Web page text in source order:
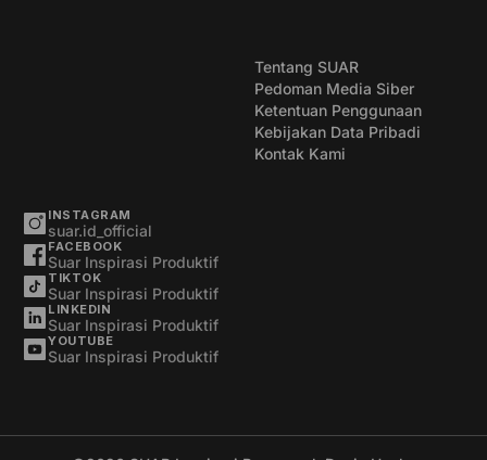
Tentang SUAR
Pedoman Media Siber
Ketentuan Penggunaan
Kebijakan Data Pribadi
Kontak Kami
INSTAGRAM
suar.id_official
FACEBOOK
Suar Inspirasi Produktif
TIKTOK
Suar Inspirasi Produktif
LINKEDIN
Suar Inspirasi Produktif
YOUTUBE
Suar Inspirasi Produktif